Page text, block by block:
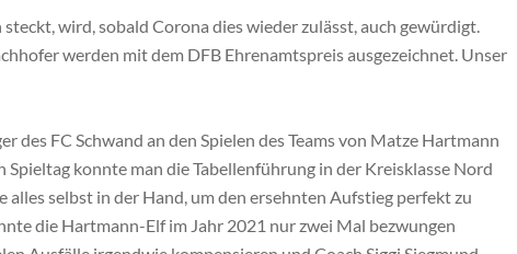
wird, sobald Corona dies wieder zulässt, auch gewürdigt.
werden mit dem DFB Ehrenamtspreis ausgezeichnet. Unser
des FC Schwand an den Spielen des Teams von Matze Hartmann
Spieltag konnte man die Tabellenführung in der Kreisklasse Nord
selbst in der Hand, um den ersehnten Aufstieg perfekt zu
die Hartmann-Elf im Jahr 2021 nur zwei Mal bezwungen